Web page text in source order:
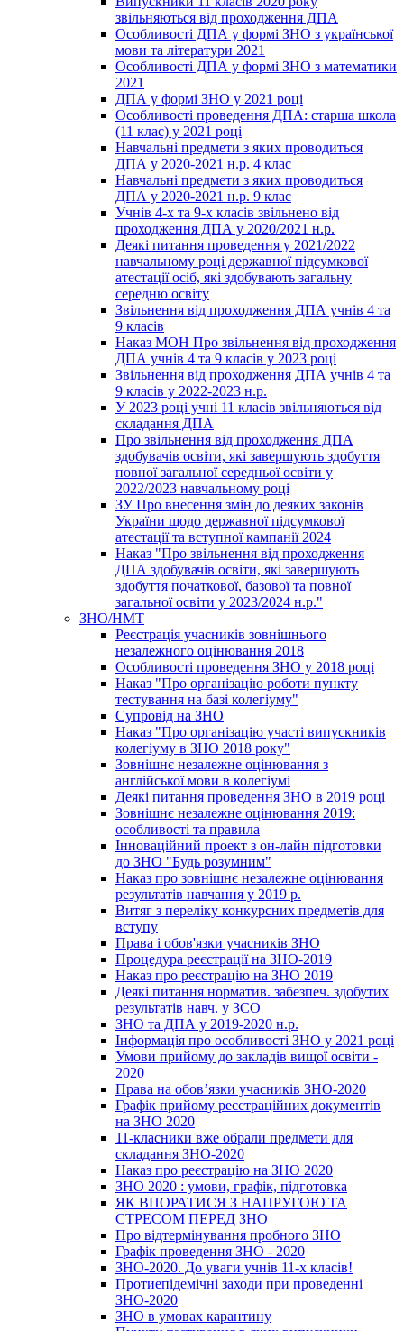
звільняються від проходження ДПА
Особливості ДПА у формі ЗНО з української
мови та літератури 2021
Особливості ДПА у формі ЗНО з математики
2021
ДПА у формі ЗНО у 2021 році
Особливості проведення ДПА: старша школа
(11 клас) у 2021 році
Навчальні предмети з яких проводиться
ДПА у 2020-2021 н.р. 4 клас
Навчальні предмети з яких проводиться
ДПА у 2020-2021 н.р. 9 клас
Учнів 4-х та 9-х класів звільнено від
проходження ДПА у 2020/2021 н.р.
Деякі питання проведення у 2021/2022
навчальному році державної підсумкової
атестації осіб, які здобувають загальну
середню освіту
Звільнення від проходження ДПА учнів 4 та
9 класів
Наказ МОН Про звільнення від проходження
ДПА учнів 4 та 9 класів у 2023 році
Звільнення від проходження ДПА учнів 4 та
9 класів у 2022-2023 н.р.
У 2023 році учні 11 класів звільняються від
складання ДПА
Про звільнення від проходження ДПА
здобувачів освіти, які завершують здобуття
повної загальної середньої освіти у
2022/2023 навчальному році
ЗУ Про внесення змін до деяких законів
України щодо державної підсумкової
атестації та вступної кампанії 2024
Наказ "Про звільнення від проходження
ДПА здобувачів освіти, які завершують
здобуття початкової, базової та повної
загальної освіти у 2023/2024 н.р."
ЗНО/НМТ
Реєстрація учасників зовнішнього
незалежного оцінювання 2018
Особливості проведення ЗНО у 2018 році
Наказ "Про організацію роботи пункту
тестування на базі колегіуму"
Супровід на ЗНО
Наказ "Про організацію участі випускників
колегіуму в ЗНО 2018 року"
Зовнішнє незалежне оцінювання з
англійської мови в колегіумі
Деякі питання проведення ЗНО в 2019 році
Зовнішнє незалежне оцінювання 2019:
особливості та правила
Інноваційний проект з он-лайн підготовки
до ЗНО "Будь розумним"
Наказ про зовнішнє незалежне оцінювання
результатів навчання у 2019 р.
Витяг з переліку конкурсних предметів для
вступу
Права і обов'язки учасників ЗНО
Процедура реєстрації на ЗНО-2019
Наказ про реєстрацію на ЗНО 2019
Деякі питання норматив. забезпеч. здобутих
результатів навч. у ЗСО
ЗНО та ДПА у 2019-2020 н.р.
Інформація про особливості ЗНО у 2021 році
Умови прийому до закладів вищої освіти -
2020
Права на обов’язки учасників ЗНО-2020
Графік прийому реєстраційних документів
на ЗНО 2020
11-класники вже обрали предмети для
складання ЗНО-2020
Наказ про реєстрацію на ЗНО 2020
ЗНО 2020 : умови, графік, підготовка
ЯК ВПОРАТИСЯ З НАПРУГОЮ ТА
СТРЕСОМ ПЕРЕД ЗНО
Про відтермінування пробного ЗНО
Графік проведення ЗНО - 2020
ЗНО-2020. До уваги учнів 11-х класів!
Протиепідемічні заходи при проведенні
ЗНО-2020
ЗНО в умовах карантину